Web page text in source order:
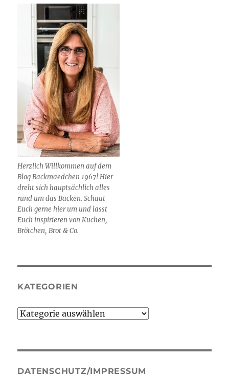
Herzlich Willkommen auf dem
Blog Backmaedchen 1967! Hier
dreht sich hauptsächlich alles
rund um das Backen. Schaut
Euch gerne hier um und lasst
Euch inspirieren von Kuchen,
Brötchen, Brot & Co.
KATEGORIEN
Kategorien
DATENSCHUTZ/IMPRESSUM